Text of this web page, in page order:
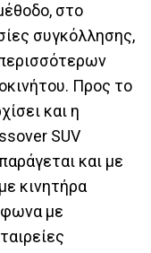
στο
συγκόλλησης,
Προς το
και η
SUV
και με
κινητήρα
με